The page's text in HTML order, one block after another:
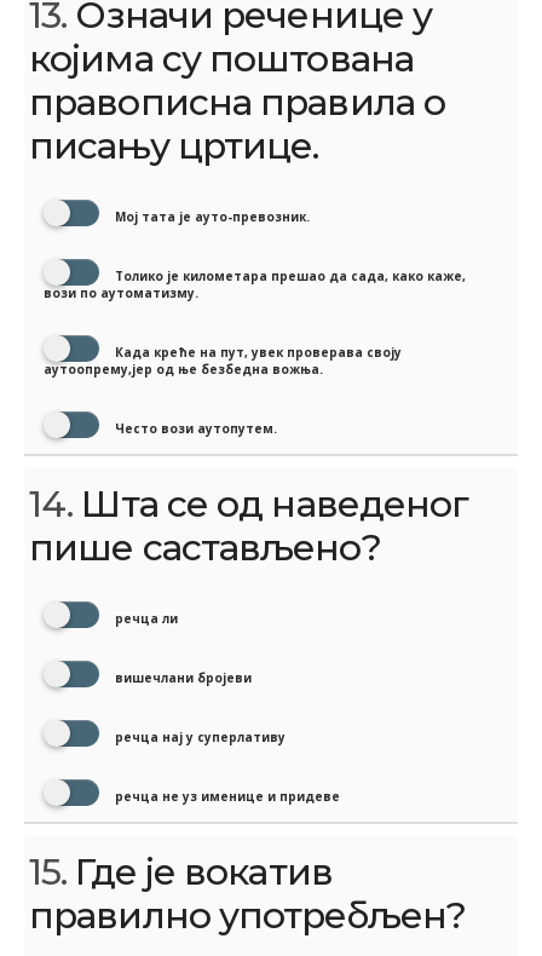
13. Означи реченице у
којима су поштована
правописна правила о
писању цртице.
Мој тата је ауто-превозник.
Толико је километара прешао да сада, како каже,
вози по аутоматизму.
Када креће на пут, увек проверава своју
аутоопрему,јер од ње безбедна вожња.
Често вози аутопутем.
14. Шта се од наведеног
пише састављено?
речца ли
вишечлани бројеви
речца нај у суперлативу
речца не уз именице и придеве
15. Где је вокатив
правилно употребљен?